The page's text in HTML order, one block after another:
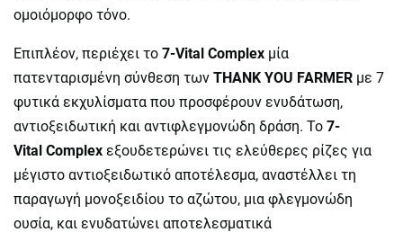
ομοιόμορφο τόνο.
Επιπλέον, περιέχει το 7-Vital Complex μία
πατενταρισμένη σύνθεση των THANK YOU FARMER με 7
φυτικά εκχυλίσματα που προσφέρουν ενυδάτωση,
αντιοξειδωτική και αντιφλεγμονώδη δράση. Το 7-
Vital Complex εξουδετερώνει τις ελεύθερες ρίζες για
μέγιστο αντιοξειδωτικό αποτέλεσμα, αναστέλλει τη
παραγωγή μονοξειδίου το αζώτου, μια φλεγμονώδη
ουσία, και ενυδατώνει αποτελεσματικά